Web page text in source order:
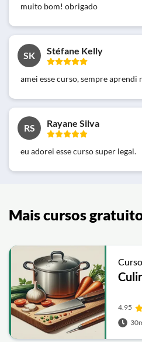
muito bom! obrigado
SK Stéfane Kelly
amei esse curso, sempre aprendi
RS Rayane Silva
eu adorei esse curso super legal.
Mais cursos
4.95